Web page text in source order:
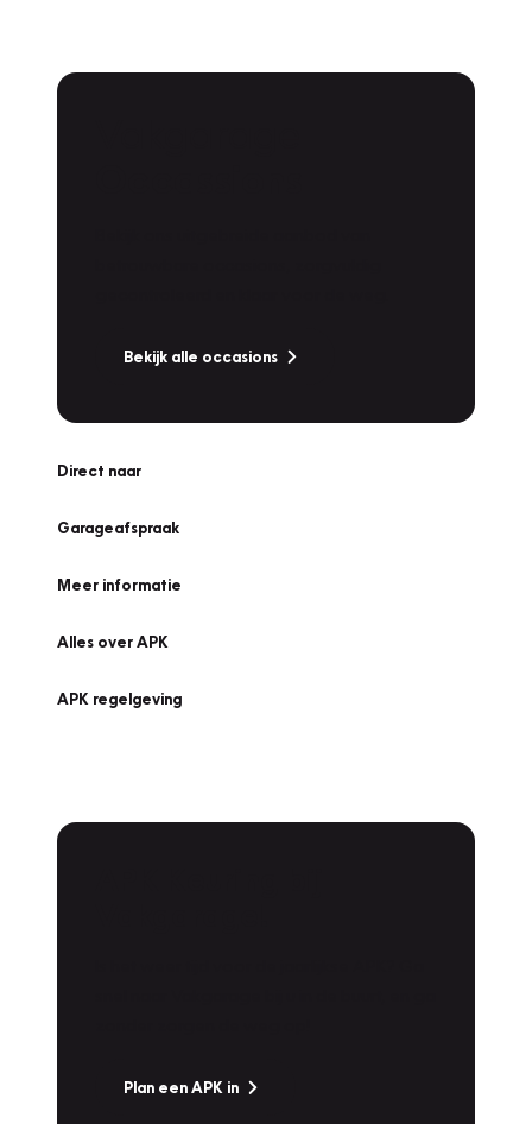
Bekijk alle occasions
Direct naar
Garageafspraak
Meer informatie
Alles over APK
APK regelgeving
Plan een APK in